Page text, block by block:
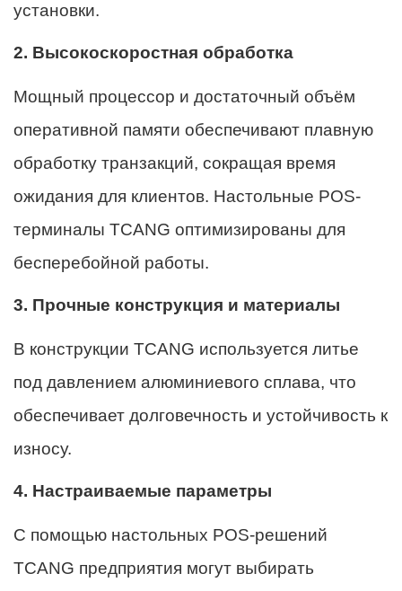
установки.
2. Высокоскоростная обработка
Мощный процессор и достаточный объём
оперативной памяти обеспечивают плавную
обработку транзакций, сокращая время
ожидания для клиентов. Настольные POS-
терминалы TCANG оптимизированы для
бесперебойной работы.
3. Прочные конструкция и материалы
В конструкции TCANG используется литье
под давлением алюминиевого сплава, что
обеспечивает долговечность и устойчивость к
износу.
4. Настраиваемые параметры
С помощью настольных POS-решений
TCANG предприятия могут выбирать